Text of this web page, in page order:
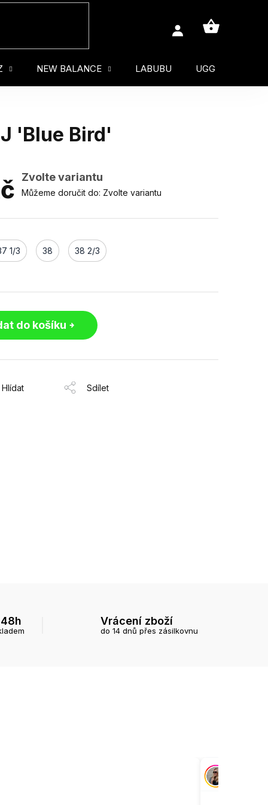
NEW BALANCE LABUBU UGG
'Blue Bird'
Zvolte variantu
1/3 38 38 2/3
Můžeme doručit do: Zvolte variantu
do košíku
Hlídat Sdílet
Vrácení zboží
do 14 dnů přes zásilkovnu